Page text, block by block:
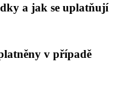
a jak se uplatňují
v případě